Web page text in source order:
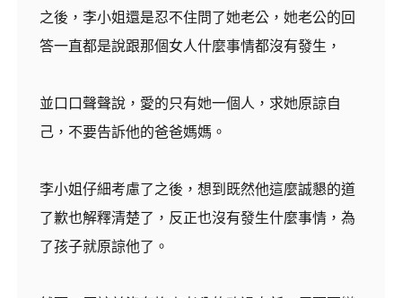
之後，李小姐還是忍不住問了她老公，她老公的回
答一直都是說跟那個女人什麼事情都沒有發生，
並口口聲聲說，愛的只有她一個人，求她原諒自
己，不要告訴他的爸爸媽媽。
李小姐仔細考慮了之後，想到既然他這麼誠懇的道
了歉也解釋清楚了，反正也沒有發生什麼事情，為
了孩子就原諒他了。